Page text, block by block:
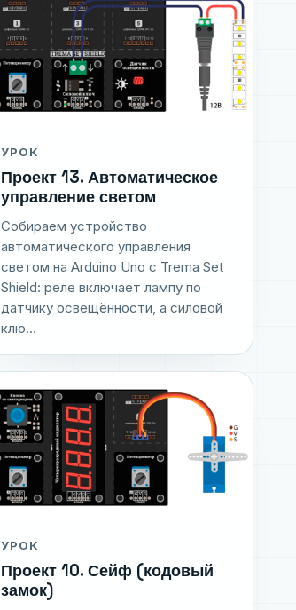
УРОК
Проект 13. Автоматическое
управление светом
Собираем устройство
автоматического управления
светом на Arduino Uno с Trema Set
Shield: реле включает лампу по
датчику освещённости, а силовой
клю...
УРОК
Проект 10. Сейф (кодовый
замок)